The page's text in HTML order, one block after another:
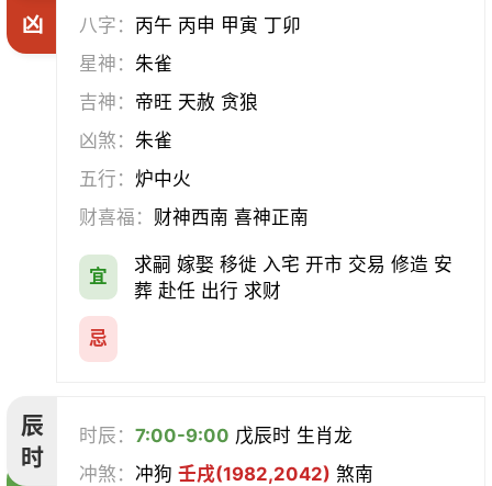
凶
八字： 丙午 丙申 甲寅 丁卯
星神：朱雀
吉神： 帝旺 天赦 贪狼
凶煞：朱雀
五行： 炉中火
财喜福： 财神西南 喜神正南
宜
求嗣 嫁娶 移徙 入宅 开市 交易 修造 安
葬 赴任 出行 求财
忌
辰
时
时辰：7:00-9:00 戊辰时 生肖龙
冲煞：冲狗壬戌(1982,2042) 煞南